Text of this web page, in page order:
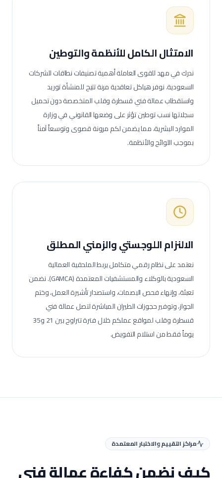
الامتثال الكامل للأنظمة والتوطين
ندرك في مهد للقوى العاملة أهمية تصنيفات نطاقات للشركات
السعودية. نوفر هياكل تعاقدية مرنة تتيح للمنشأة توريد
واستقطاب عمالةفني قسطرة وقلبالمتخصصة دون تحميل
سجلاتها نسب توطين تؤثر على وضعها القانوني في وزارة
الموارد البشرية، مما يضمن لكم مرونة قصوى وتوسعاً آمناً
بموجب اللوائح والأنظمة.
الالنزام اللوجستي والزمني المطلق
نعتمد على نظام رقمي متكامل يربط الملحقية العمالية
السعودية بالوكلاء والمستشفيات المعتمدة (GAMCA). نضمن
تعبئة، وإنهاء فحص البصمات، واستصدار تأشيرة العمل، وختم
الجواز، وتوفير حجوزات الطيران المباشرة لتصل عمالةفني
قسطرة وقلب
لمواقع عملكم خلال فترة تتراوح بين 21 و35
يوماً فقط من استلام التفويض.
مراكز التقييم والاختبار المعتمدة
كيف نضمن كفاءة عمالةفني